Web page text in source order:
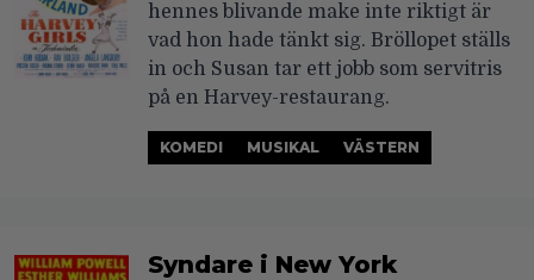
hennes blivande make inte riktigt är
vad hon hade tänkt sig. Bröllopet ställs
in och Susan tar ett jobb som servitris
på en Harvey-restaurang.
KOMEDI MUSIKAL VÄSTERN
Syndare i New York